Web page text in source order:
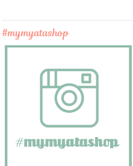
#mymyatashop